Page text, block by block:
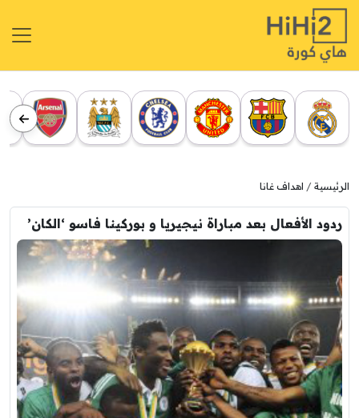
الرئيسية اهداف غانا
ردود الأفعال بعد مباراة نيجيريا و بوركينا فاسو ‘الكان’